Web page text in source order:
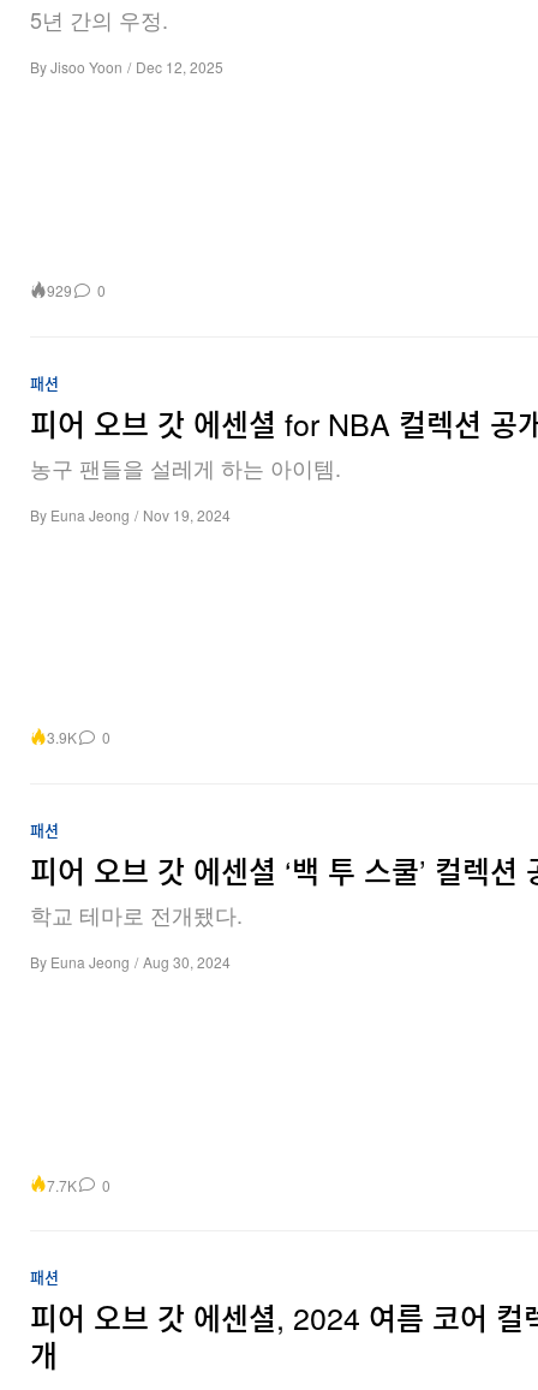
5년 간의 우정.
ByJisoo Yoon / Dec 12, 2025
929 0
패션
피어 오브 갓 에센셜 for NBA 컬렉션 공
농구 팬들을 설레게 하는 아이템.
By Euna Jeong / Nov 19, 2024
3.9K 0
패션
피어 오브 갓 에센셜 ‘백 투 스쿨’ 컬렉션
학교 테마로 전개됐다.
By Euna Jeong / Aug 30, 2024
7.7K 0
패션
피어 오브 갓 에센셜, 2024 여름 코어 컬
개